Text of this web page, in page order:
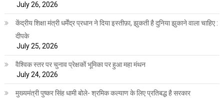
July 26, 2026
केंद्रीय शिक्षा मंत्री धर्मेंद्र प्रधान ने दिया इस्तीफ़ा, झुकती है दुनिया झुकाने वाला चाहिए :
दीपके
July 25, 2026
वैश्विक स्तर पर चुनाव प्रेक्षकों भूमिका पर हुआ महा मंथन
July 24, 2026
मुख्यमंत्री पुष्कर सिंह धामी बोले- श्रमिक कल्याण के लिए प्रतिबद्ध है सरकार